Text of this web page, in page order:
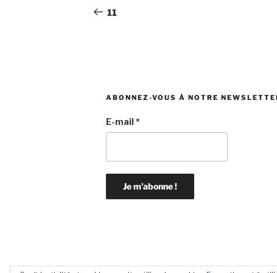
de
précédent
11
ABONNEZ-VOUS À NOTRE
E-mail*